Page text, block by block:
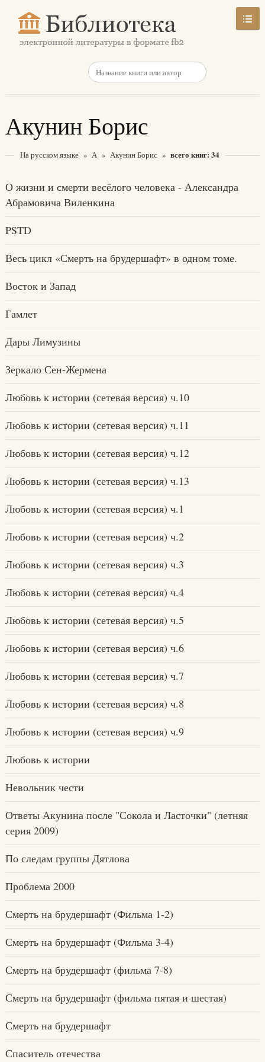
Акунин Борис
На русском языке » А » Акунин Борис » всего книг: 34
О жизни и смерти весёлого человека - Александра
Абрамовича Виленкина
PSTD
Весь цикл «Смерть на брудершафт» в одном томе.
Восток и Запад
Гамлет
Дары Лимузины
Зеркало Сен-Жермена
Любовь к истории (сетевая версия) ч.10
Любовь к истории (сетевая версия) ч.11
Любовь к истории (сетевая версия) ч.12
Любовь к истории (сетевая версия) ч.13
Любовь к истории (сетевая версия) ч.1
Любовь к истории (сетевая версия) ч.2
Любовь к истории (сетевая версия) ч.3
Любовь к истории (сетевая версия) ч.4
Любовь к истории (сетевая версия) ч.5
Любовь к истории (сетевая версия) ч.6
Любовь к истории (сетевая версия) ч.7
Любовь к истории (сетевая версия) ч.8
Любовь к истории (сетевая версия) ч.9
Любовь к истории
Невольник чести
Ответы Акунина после "Сокола и Ласточки" (летняя
серия 2009)
По следам группы Дятлова
Проблема 2000
Смерть на брудершафт (Фильма 1-2)
Смерть на брудершафт (Фильма 3-4)
Смерть на брудершафт (фильма 7-8)
Смерть на брудершафт (фильма пятая и шестая)
Смерть на брудершафт
Спаситель отечества